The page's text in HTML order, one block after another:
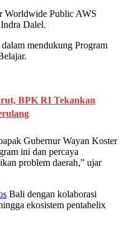
Worldwide Public AWS
Dalel.
mendukung Program
BPK RI Tekankan
Gubernur Wayan Koster
ini dan percaya
problem daerah,” ujar
Bali dengan kolaborasi
ekosistem pentahelix